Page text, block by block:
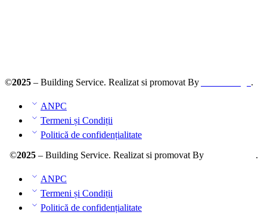
©2025 – Building Service. Realizat si promovat By .
ANPC
Termeni și Condiții
Politică de confidențialitate
©2025– Building Service. Realizat si promovat By .
ANPC
Termeni și Condiții
Politică de confidențialitate